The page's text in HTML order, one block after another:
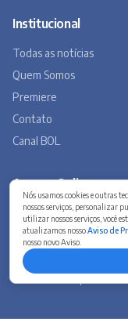
Nós usamos cookies e outras
nossos serviços, personalizar
utilizar nossos serviços, você
atualizamos nossoAviso de
nosso novo Aviso.
Institucional
Todas as notícias
Quem Somos
Premiere
Contato
Canal BOL
Acervo Online
Barbacena, um lugar a
A história de
Museu Virtual